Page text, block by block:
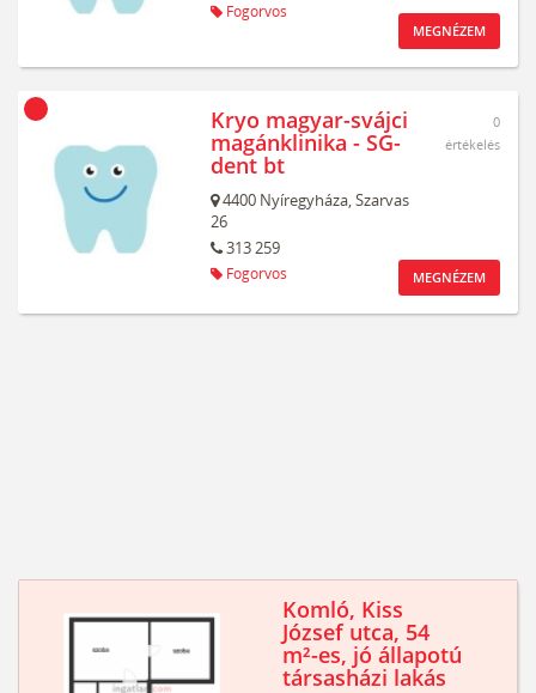
Fogorvos
MEGNÉZEM
Kryo magyar-svájci
magánklinika - SG-
dent bt
4400 Nyíregyháza,Szarvas
26
313 259
Fogorvos
0
értékelés
MEGNÉZEM
Komló, Kiss
József utca, 54
m²-es, jó állapotú
társasházi lakás